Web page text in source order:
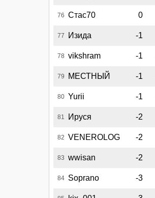
76 Стас70 0
77 Изида -1
78 vikshram -1
79 МЕСТНЫЙ -1
80 Yurii -1
81 Ируся -2
82 VENEROLOG -2
83 wwisan -2
84 Soprano -3